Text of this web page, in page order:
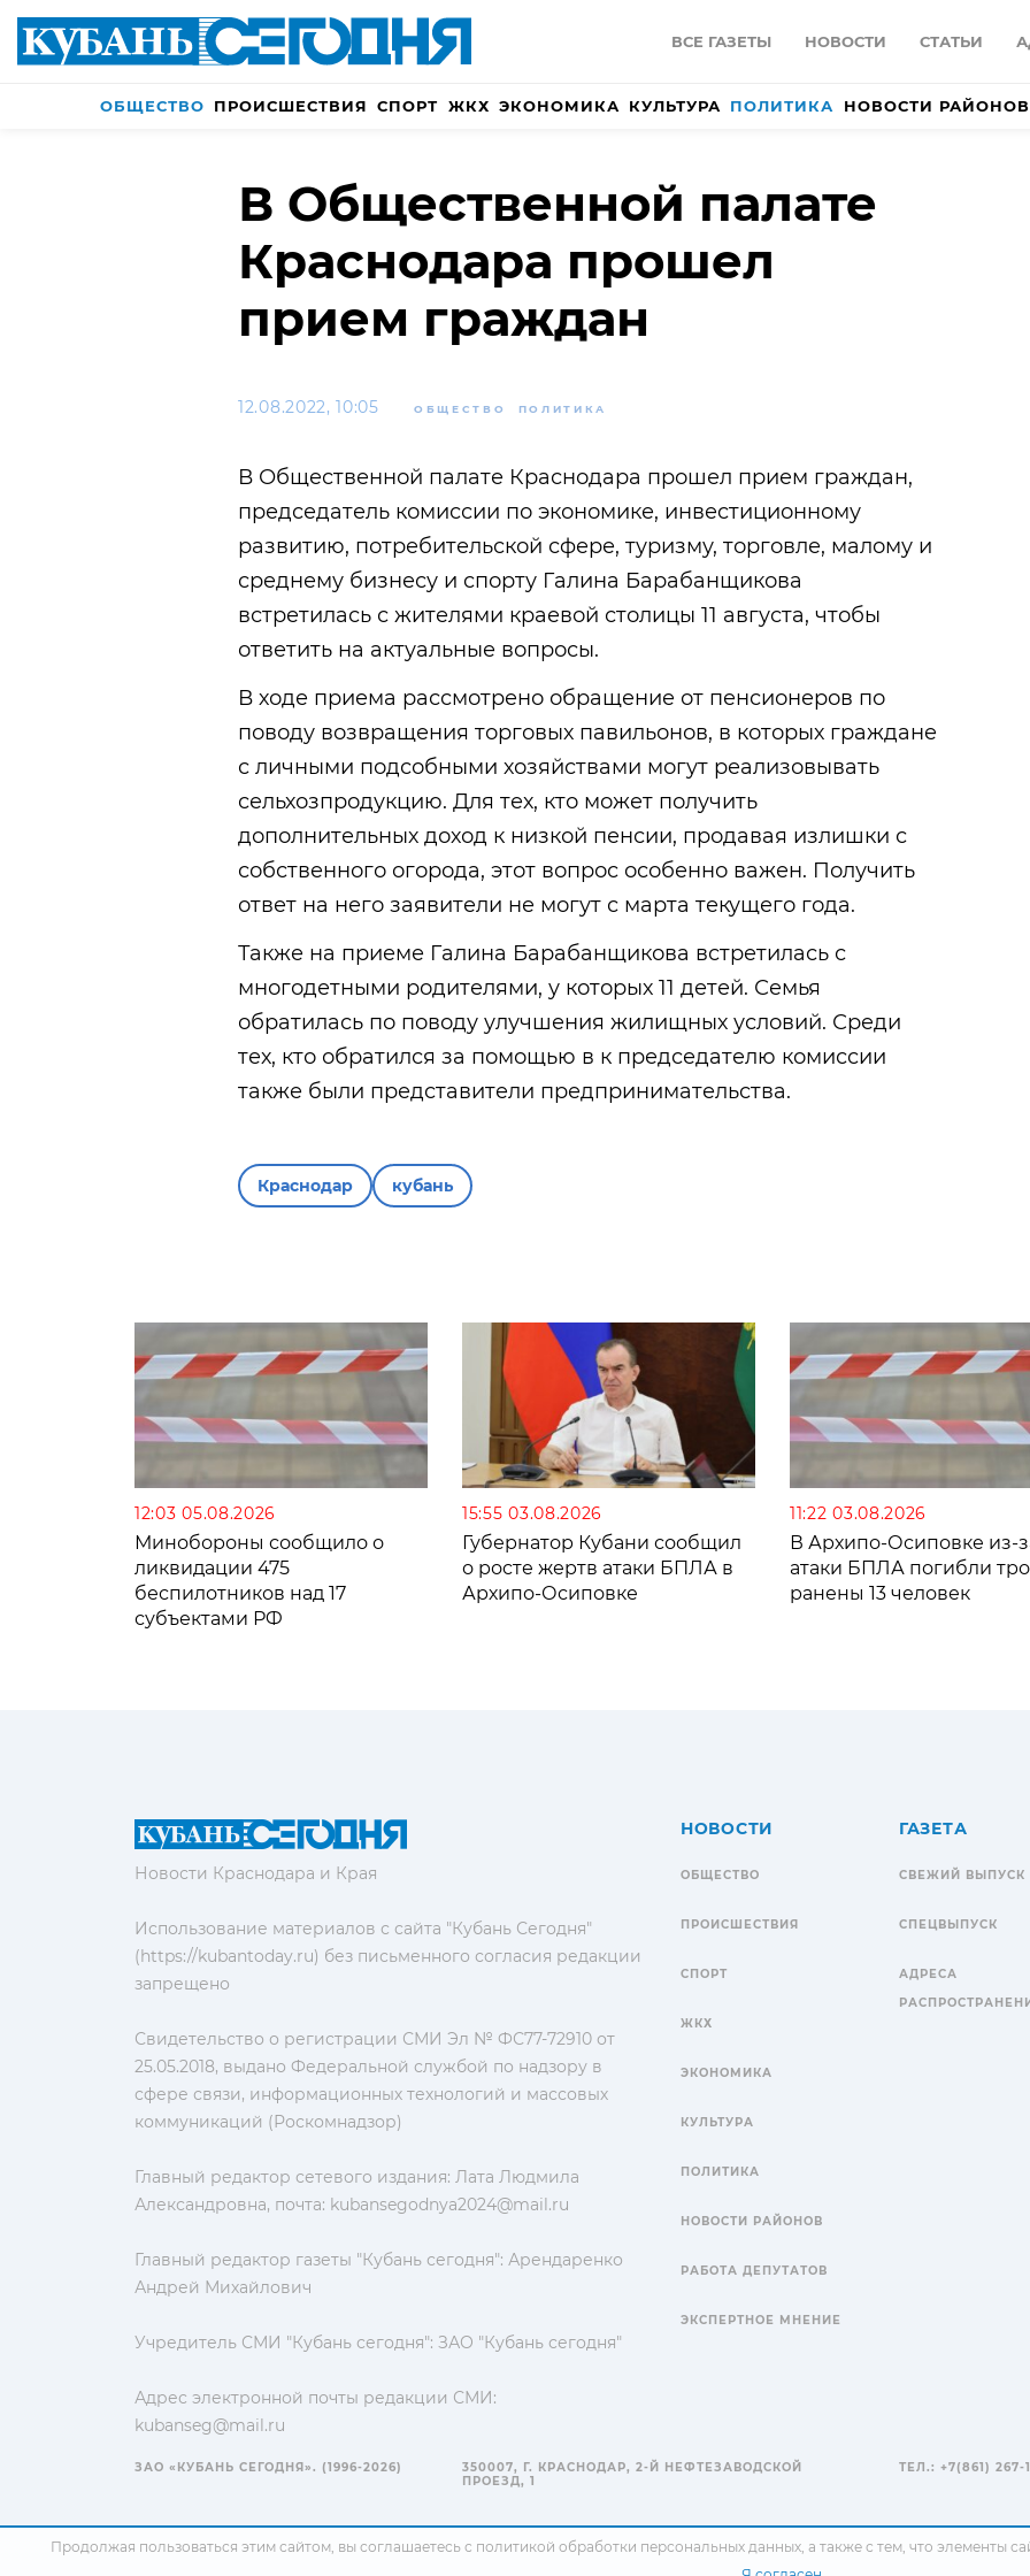
ВСЕ ГАЗЕТЫ НОВОСТИ СТАТЬИ
ОБЩЕСТВО ПРОИСШЕСТВИЯ СПОРТ ЖКХ ЭКОНОМИКА КУЛЬТУРА ПОЛИТИКА НОВОСТИ РАЙОНОВ
В Общественной палате
Краснодара прошел
прием граждан
12.08.2022, 10:05 ОБЩЕСТВО ПОЛИТИКА
В Общественной палате Краснодара прошел прием граждан,
председатель комиссии по экономике, инвестиционному
развитию, потребительской сфере, туризму, торговле, малому и
среднему бизнесу и спорту Галина Барабанщикова
встретилась с жителями краевой столицы 11 августа, чтобы
ответить на актуальные вопросы.
В ходе приема рассмотрено обращение от пенсионеров по
поводу возвращения торговых павильонов, в которых граждане
с личными подсобными хозяйствами могут реализовывать
сельхозпродукцию. Для тех, кто может получить
дополнительных доход к низкой пенсии, продавая излишки с
собственного огорода, этот вопрос особенно важен. Получить
ответ на него заявители не могут с марта текущего года.
Также на приеме Галина Барабанщикова встретилась с
многодетными родителями, у которых 11 детей. Семья
обратилась по поводу улучшения жилищных условий. Среди
тех, кто обратился за помощью в к председателю комиссии
также были представители предпринимательства.
Краснодар кубань
12:03 05.08.2026
Минобороны сообщило о
ликвидации 475
беспилотников над 17
субъектами РФ
15:55 03.08.2026
Губернатор Кубани сообщил
о росте жертв атаки БПЛА в
Архипо-Осиповке
11:22 03.08.2026
В Архипо-Осиповке из-
атаки БПЛА погибли
ранены 13 человек
Новости Краснодара и Края
Использование материалов с сайта "Кубань Сегодня"
(https://kubantoday.ru) без письменного согласия редакции
запрещено
Свидетельство о регистрации СМИ Эл № ФС77-72910 от
25.05.2018, выдано Федеральной службой по надзору в
сфере связи, информационных технологий и массовых
коммуникаций (Роскомнадзор)
Главный редактор сетевого издания: Лата Людмила
Александровна, почта: kubansegodnya2024@mail.ru
Главный редактор газеты "Кубань сегодня": Арендаренко
Андрей Михайлович
Учредитель СМИ "Кубань сегодня": ЗАО "Кубань сегодня"
Адрес электронной почты редакции СМИ:
kubanseg@mail.ru
НОВОСТИ
ОБЩЕСТВО
ПРОИСШЕСТВИЯ
СПОРТ
ЖКХ
ЭКОНОМИКА
КУЛЬТУРА
ПОЛИТИКА
НОВОСТИ РАЙОНОВ
РАБОТА ДЕПУТАТОВ
ЭКСПЕРТНОЕ МНЕНИЕ
ГАЗЕТА
СВЕЖИЙ ВЫПУСК
СПЕЦВЫПУСК
АДРЕСА
ЗАО «КУБАНЬ СЕГОДНЯ». (1996-2026)
350007, Г. КРАСНОДАР, 2-Й НЕФТЕЗАВОДСКОЙ
ПРОЕЗД, 1
ТЕЛ.: +7(861) 267-
Продолжая пользоваться этим сайтом, вы соглашаетесь с политикой обработки персональных данных, а также с тем, что элементы